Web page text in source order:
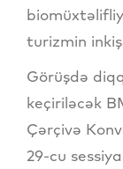
turizmin
Görüşdə
keçiriləcək
Çərçivə
29-cu